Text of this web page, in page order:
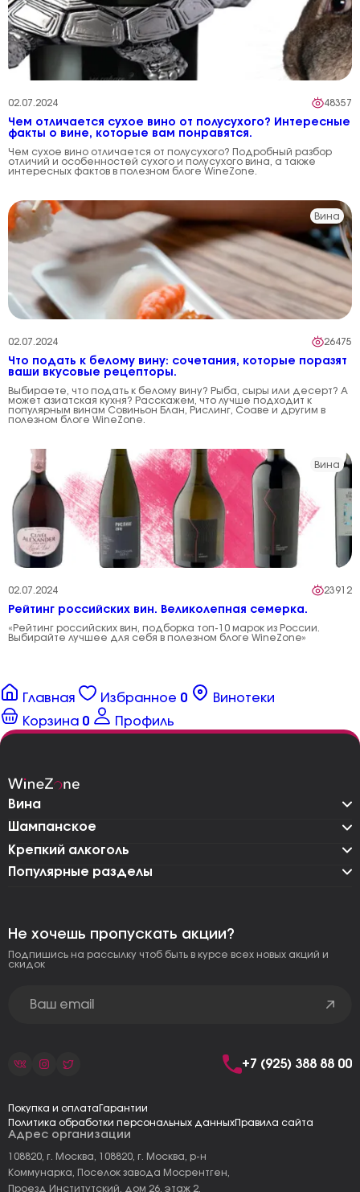
02.07.2024 48357
Чем отличается сухое вино от полусухого? Интересные
факты о вине, которые вам понравятся.
Чем сухое вино отличается от полусухого? Подробный разбор
отличий и особенностей сухого и полусухого вина, а также
интересных фактов в полезном блоге WineZone.
Вина
02.07.2024 26475
Что подать к белому вину: сочетания, которые поразят
ваши вкусовые рецепторы.
Выбираете, что подать к белому вину? Рыба, сыры или десерт? А
может азиатская кухня? Расскажем, что лучше подходит к
популярным винам Совиньон Блан, Рислинг, Соаве и другим в
полезном блоге WineZone.
Вина
02.07.2024 23912
Рейтинг российских вин. Великолепная семерка.
«Рейтинг российских вин, подборка топ-10 марок из России.
Выбирайте лучшее для себя в полезном блоге WineZone»
Главная Избранное 0
Винотеки
Корзина 0 Профиль
Вина
Шампанское
Крепкий алкоголь
Популярные разделы
Адрес организации
108820, г. Москва, 108820, г. Москва, р-н
Коммунарка, Поселок завода Мосрентген,
Проезд Институтский, дом 26, этаж 2,
Не хочешь пропускать акции?
Подпишись на рассылку чтоб быть в курсе всех новых акций и
скидок
+7 (925) 388 88 00
Покупка и оплата Гарантии
Политика обработки персональных данныхПравила сайта